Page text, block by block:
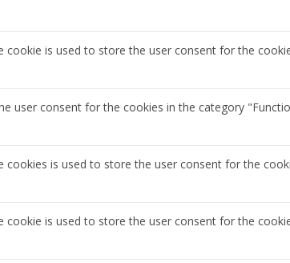
cookie is used to store the user consent for the
user consent for the cookies in the category
cookies is used to store the user consent for the
cookie is used to store the user consent for the